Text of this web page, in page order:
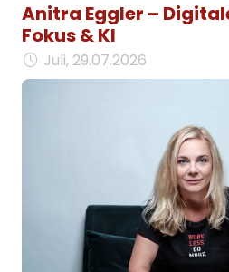
Anitra Eggler –
Fokus & KI
Juli, 29.07.2026